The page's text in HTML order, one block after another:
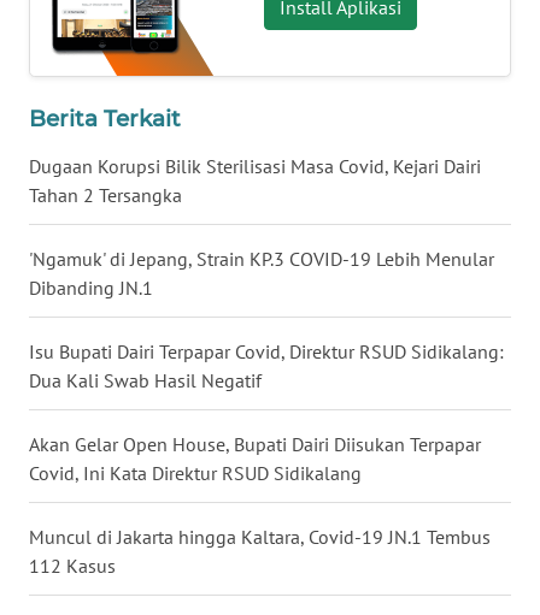
Install Aplikasi
Berita Terkait
Dugaan Korupsi Bilik Sterilisasi Masa Covid, Kejari Dairi
Tahan 2 Tersangka
'Ngamuk' di Jepang, Strain KP.3 COVID-19 Lebih Menular
Dibanding JN.1
Isu Bupati Dairi Terpapar Covid, Direktur RSUD Sidikalang:
Dua Kali Swab Hasil Negatif
Akan Gelar Open House, Bupati Dairi Diisukan Terpapar
Covid, Ini Kata Direktur RSUD Sidikalang
Muncul di Jakarta hingga Kaltara, Covid-19 JN.1 Tembus
112 Kasus
WN
LAMPUNG
JATENG
WN
JATIM
WN
BALI
WN
KALBAR